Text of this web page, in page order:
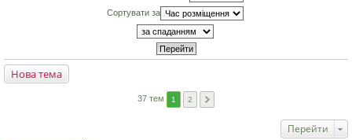
Сортувати за
Нова тема
37 тем 1 2
Перейти